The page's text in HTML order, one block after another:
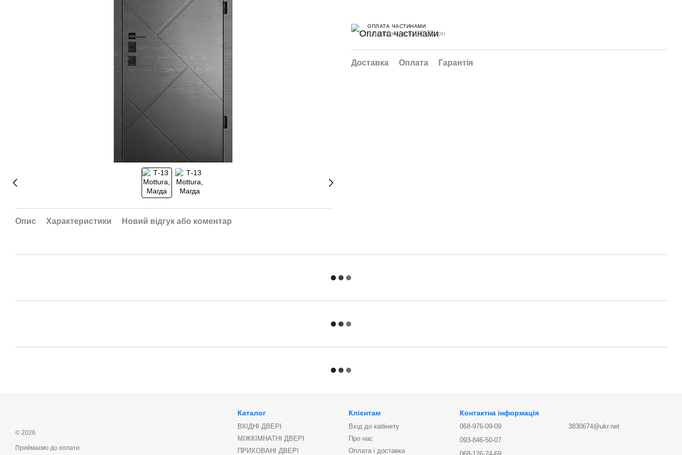
Опис Характеристики Новий відгук або коментар
ОПЛАТА ЧАСТИНАМИ
4 платежі по 6 403.75 грн
Доставка Оплата Гарантія
© 2026
Приймаємо до оплати
Каталог
ВХІДНІ ДВЕРІ
МІЖКІМНАТНІ ДВЕРІ
ПРИХОВАНІ ДВЕРІ
Клієнтам
Вхід до кабінету
Про нас
Оплата і доставка
Контактна інформація
068-976-09-09
093-846-50-07
3830674@ukr.net